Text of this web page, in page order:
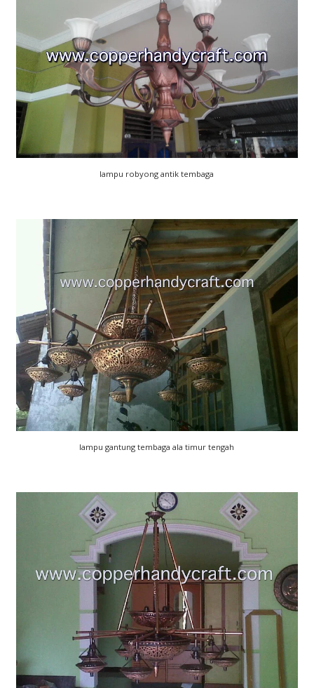
lampu robyong antik tembaga
lampu gantung tembaga ala timur tengah